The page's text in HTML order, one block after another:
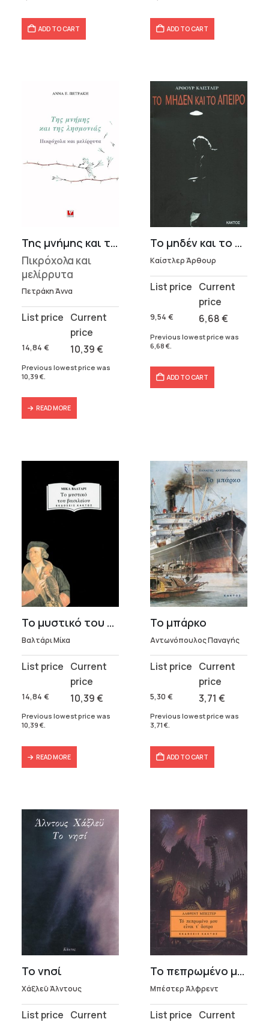
ADD TO CART ADD TO CART
Της μνήμης και της λησμονιάς
Πικρόχολα και
μελίρρυτα
Πετράκη Άννα
14,84 €
Original
was:
10,39€
Current
is:
Previous lowest price was
10,39 €
READ MORE
Το μηδέν και το άπειρο
Καίστλερ Άρθουρ
9,54 €
Original
was:
6,68€
Current
is:
Previous lowest price was
6,68 €
ADD TO CART
Το μυστικό του βασιλείου
Βαλτάρι Μίκα
14,84 €
Original
was:
14,84 €.
10,39€
Current
is:
10,39 €.
Previous lowest price was
10,39 €.
READ MORE
Το μπάρκο
Αντωνόπουλος Παναγής
5,30 €
Original
was:
5,30 €.
3,71 €
Current
is:
3,71 €.
Previous lowest price was
3,71 €.
ADD TO CART
Το νησί
Χάξλεϋ Άλντους
Original
Current
Το πεπρωμένο μου είναι τ’ άστρα
Μπέστερ Άλφρεντ
Original
Current